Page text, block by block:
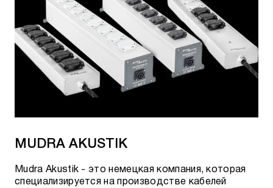
MUDRA AKUSTIK
Mudra Akustik - это немецкая компания, которая
специализируется на производстве кабелей